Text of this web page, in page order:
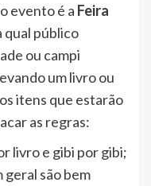
evento é a Feira
qual público
ou campi
um livro ou
itens que estarão
as regras:
livro e gibi por gibi;
são bem